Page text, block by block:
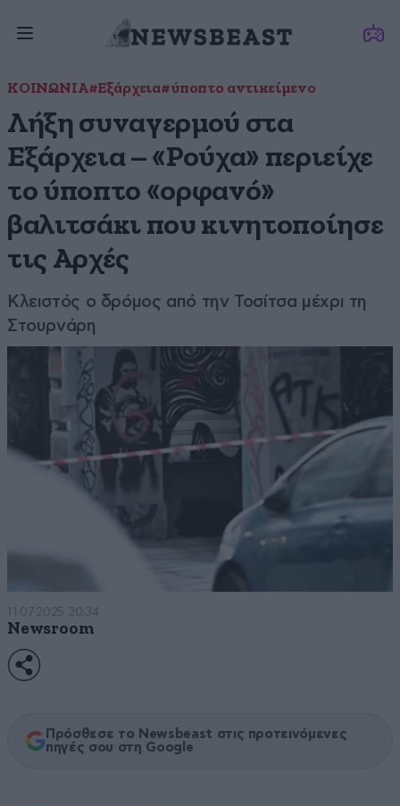
ΚΟΙΝΩΝΙΑ#Εξάρχεια#ύποπτο αντικείμενο
Λήξη συναγερμού στα
Εξάρχεια – «Ρούχα» περιείχε
το ύποπτο «ορφανό»
βαλιτσάκι που κινητοποίησε
τις Αρχές
Κλειστός ο δρόμος από την Τοσίτσα μέχρι τη
Στουρνάρη
11·07·2025 20:34
Newsroom
Πρόσθεσε το Newsbeast στις προτεινόμενες
πηγές σου στη Google